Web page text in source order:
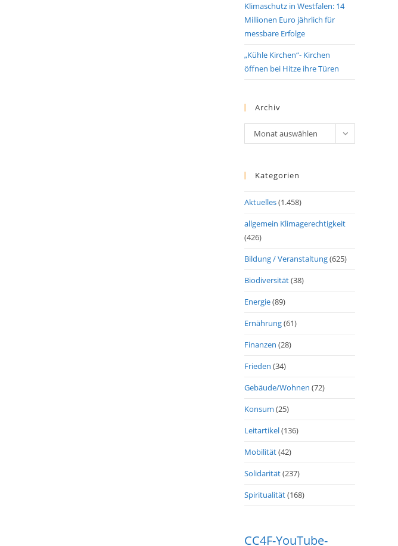
Klimaschutz in Westfalen: 14
Millionen Euro jährlich für
messbare Erfolge
„Kühle Kirchen“- Kirchen
öffnen bei Hitze ihre Türen
Archiv
Archiv
Monat auswählen
Kategorien
Aktuelles(1.458)
allgemein Klimagerechtigkeit
(426)
Bildung / Veranstaltung(625)
Biodiversität(38)
Energie(89)
Ernährung(61)
Finanzen (28)
Frieden (34)
Gebäude/Wohnen (72)
Konsum (25)
Leitartikel(136)
Mobilität(42)
Solidarität(237)
Spiritualität(168)
CC4F-YouTube-